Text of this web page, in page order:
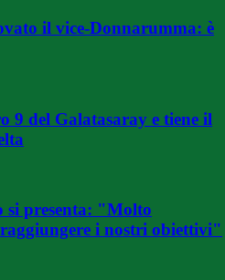
il vice-Donnarumma: è
9 del Galatasaray e tiene il
si presenta: "Molto
i nostri obiettivi"